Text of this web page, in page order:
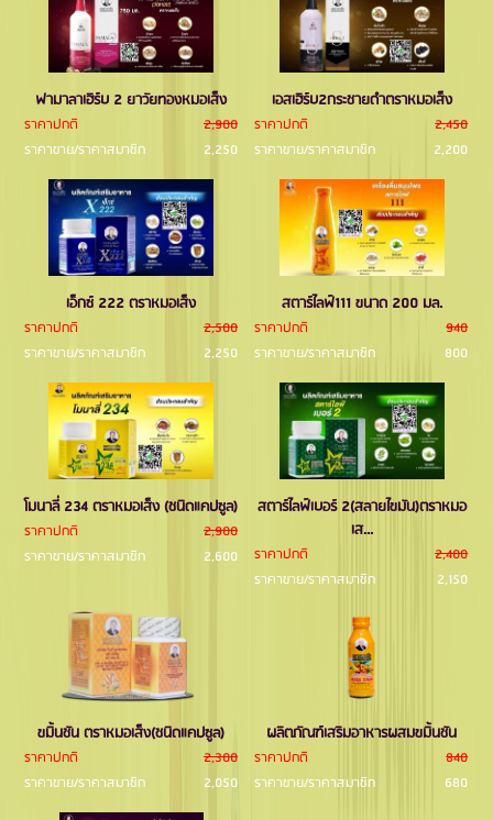
ฟามาลาเฮิร์บ 2 ยาวัยทองหมอเส็ง
ราคาปกติ
2,900
ราคาขาย/ราคาสมาชิก
2,250
เอสเฮิร์บ2กระชายดำตราหมอเส็ง
ราคาปกติ
2,450
ราคาขาย/ราคาสมาชิก
2,200
เอ็กซ์ 222 ตราหมอเส็ง
ราคาปกติ
2,500
ราคาขาย/ราคาสมาชิก
2,250
สตาร์ไลฟ์111 ขนาด 200 มล.
ราคาปกติ
940
ราคาขาย/ราคาสมาชิก
800
โมนาลี่ 234 ตราหมอเส็ง (ชนิดแคปซูล)
ราคาปกติ
2,900
ราคาขาย/ราคาสมาชิก
2,600
สตาร์ไลฟ์เบอร์ 2(สลายไขมัน)ตราหมอ
เส...
ราคาปกติ
2,400
ราคาขาย/ราคาสมาชิก
2,150
ขมิ้นชัน ตราหมอเส็ง(ชนิดแคปซูล)
ราคาปกติ
2,300
ราคาขาย/ราคาสมาชิก
2,050
ผลิตภัณฑ์เสริมอาหารผสมขมิ้นชัน
ราคาปกติ
840
ราคาขาย/ราคาสมาชิก
680